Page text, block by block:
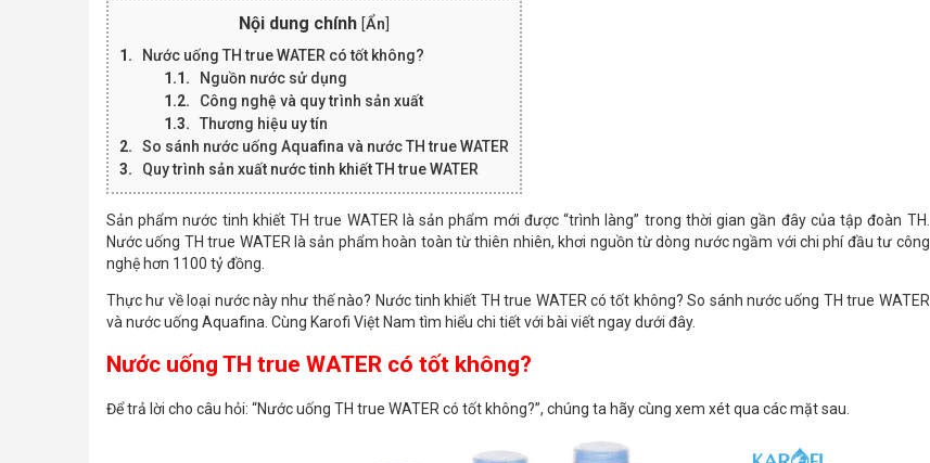
Nội dung chính [Ẩn
Nước uống TH true WATER có tốt không?
Nguồn nước sử dụng
Công nghệ và quy trình sản xuất
Thương hiệu uy tín
So sánh nước uống Aquafina và nước TH true WATER
Quy trình sản xuất nước tinh khiết TH true WATER
Sản phẩm nước tinh khiết TH true WATER là sản phẩm mới được “trình làng” trong thời gian gần đây của tập đoàn TH.
Nước uống TH true WATER là sản phẩm hoàn toàn từ thiên nhiên, khơi nguồn từ dòng nước ngầm với chi phí đầu tư công
nghệ hơn 1100 tỷ đồng.
Thực hư về loại nước này như thế nào? Nước tinh khiết TH true WATER có tốt không? So sánh nước uống TH true WATER
và nước uống Aquafina. Cùng Karofi Việt Nam tìm hiểu chi tiết với bài viết ngay dưới đây.
Nước uống TH true WATER có tốt không?
Để trả lời cho câu hỏi: “Nước uống TH true WATER có tốt không?”, chúng ta hãy cùng xem xét qua các mặt sau.